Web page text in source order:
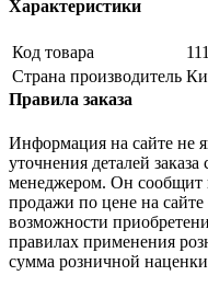
Характеристики
Код товара
Страна производитель
Правила заказа
Информация на сайте не
уточнения деталей
менеджером. Он сообщит
продажи по цене на
возможности
правилах применения
сумма розничной наценки